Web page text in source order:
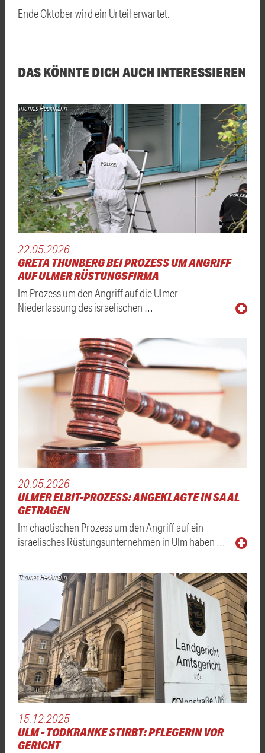
Ende Oktober wird ein Urteil erwartet.
DAS KÖNNTE DICH AUCH INTERESSIEREN
Thomas Heckmann
22.05.2026
GRETA THUNBERG BEI PROZESS UM ANGRIFF
AUF ULMER RÜSTUNGSFIRMA
Im Prozess um den Angriff auf die Ulmer
Niederlassung des israelischen …
20.05.2026
ULMER ELBIT-PROZESS: ANGEKLAGTE IN SAAL
GETRAGEN
Im chaotischen Prozess um den Angriff auf ein
israelisches Rüstungsunternehmen in Ulm haben …
Thomas Heckmann
15.12.2025
ULM - TODKRANKE STIRBT: PFLEGERIN VOR
GERICHT